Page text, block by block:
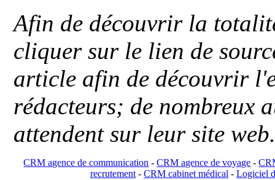
Afin de découvrir la
cliquer sur le lien de
article afin de découvrir
rédacteurs; de nombreux
attendent sur leur site
CRM agence de communication -CRM agence de voyage -
recrutement- CRM cabinet médical- Logiciel